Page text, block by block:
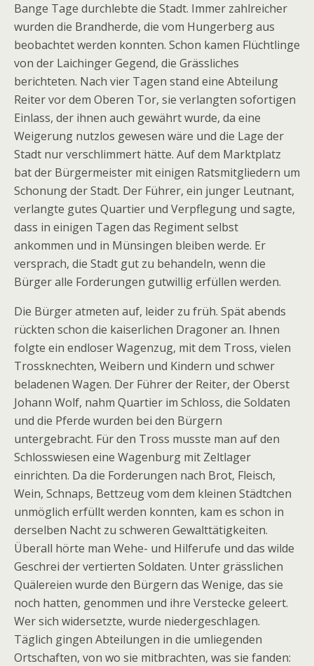
Bange Tage durchlebte die Stadt. Immer zahlreicher
wurden die Brandherde, die vom Hungerberg aus
beobachtet werden konnten. Schon kamen Flüchtlinge
von der Laichinger Gegend, die Grässliches
berichteten. Nach vier Tagen stand eine Abteilung
Reiter vor dem Oberen Tor, sie verlangten sofortigen
Einlass, der ihnen auch gewährt wurde, da eine
Weigerung nutzlos gewesen wäre und die Lage der
Stadt nur verschlimmert hätte. Auf dem Marktplatz
bat der Bürgermeister mit einigen Ratsmitgliedern um
Schonung der Stadt. Der Führer, ein junger Leutnant,
verlangte gutes Quartier und Verpflegung und sagte,
dass in einigen Tagen das Regiment selbst
ankommen und in Münsingen bleiben werde. Er
versprach, die Stadt gut zu behandeln, wenn die
Bürger alle Forderungen gutwillig erfüllen werden.
Die Bürger atmeten auf, leider zu früh. Spät abends
rückten schon die kaiserlichen Dragoner an. Ihnen
folgte ein endloser Wagenzug, mit dem Tross, vielen
Trossknechten, Weibern und Kindern und schwer
beladenen Wagen. Der Führer der Reiter, der Oberst
Johann Wolf, nahm Quartier im Schloss, die Soldaten
und die Pferde wurden bei den Bürgern
untergebracht. Für den Tross musste man auf den
Schlosswiesen eine Wagenburg mit Zeltlager
einrichten. Da die Forderungen nach Brot, Fleisch,
Wein, Schnaps, Bettzeug vom dem kleinen Städtchen
unmöglich erfüllt werden konnten, kam es schon in
derselben Nacht zu schweren Gewalttätigkeiten.
Überall hörte man Wehe- und Hilferufe und das wilde
Geschrei der vertierten Soldaten. Unter grässlichen
Quälereien wurde den Bürgern das Wenige, das sie
noch hatten, genommen und ihre Verstecke geleert.
Wer sich widersetzte, wurde niedergeschlagen.
Täglich gingen Abteilungen in die umliegenden
Ortschaften, von wo sie mitbrachten, was sie fanden: